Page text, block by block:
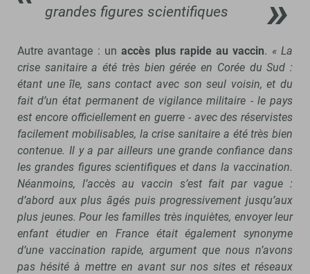
grandes figures scientifiques
Autre avantage : un accès plus rapide au vaccin. « La
crise sanitaire a été très bien gérée en Corée du Sud :
étant une île, sans contact avec son seul voisin, et du
fait d’un état permanent de vigilance militaire - le pays
est encore officiellement en guerre - avec des réservistes
facilement mobilisables, la crise sanitaire a été très bien
contenue. Il y a par ailleurs une grande confiance dans
les grandes figures scientifiques et dans la vaccination.
Néanmoins, l’accès au vaccin s’est fait par vague :
d’abord aux plus âgés puis progressivement jusqu’aux
plus jeunes. Pour les familles très inquiètes, envoyer leur
enfant étudier en France était également synonyme
d’une vaccination rapide, argument que nous n’avons
pas hésité à mettre en avant sur nos sites et réseaux